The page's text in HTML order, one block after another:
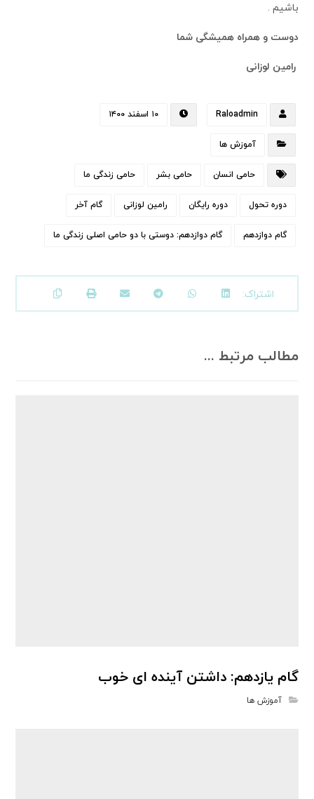
باشیم .
دوست و همراه همیشگی شما
رامین لوزانی
Raloadmin ۱۰ اسفند ۱۴۰۰
آموزش ها
حامی انسان حامی بشر حامی زندگی ما
دوره تحول دوره رایگان رامین لوزانی گام آخر
گام دوازدهم گام دوازدهم: دوستی با دو حامی اصلی زندگی ما
مطالب مرتبط ...
گام یازدهم: داشتن آینده ای خوب
آموزش ها